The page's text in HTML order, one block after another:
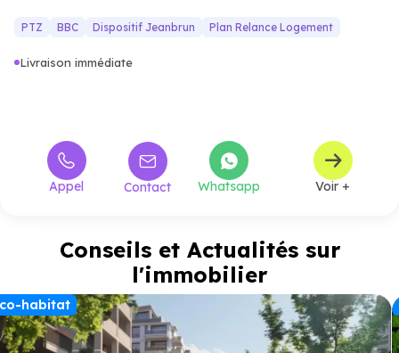
sentiment de bien-être.
proximitédes services.
locales.
PTZ BBC Dispositif Jeanbrun Plan Relance Logement
Livraison immédiate
Appel Contact Whatsapp Voir +
Conseils et Actualités sur
l'immobilier
habitat